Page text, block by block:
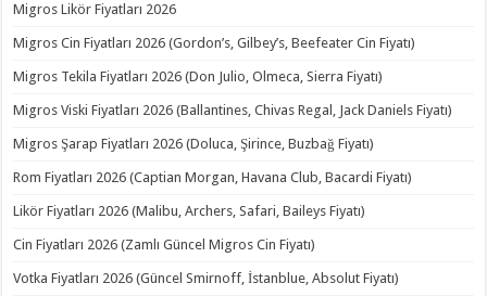
Migros Likör Fiyatları 2026
Migros Cin Fiyatları 2026 (Gordon’s, Gilbey’s, Beefeater Cin Fiyatı)
Migros Tekila Fiyatları 2026 (Don Julio, Olmeca, Sierra Fiyatı)
Migros Viski Fiyatları 2026 (Ballantines, Chivas Regal, Jack Daniels Fiyatı)
Migros Şarap Fiyatları 2026 (Doluca, Şirince, Buzbağ Fiyatı)
Rom Fiyatları 2026 (Captian Morgan, Havana Club, Bacardi Fiyatı)
Likör Fiyatları 2026 (Malibu, Archers, Safari, Baileys Fiyatı)
Cin Fiyatları 2026 (Zamlı Güncel Migros Cin Fiyatı)
Votka Fiyatları 2026 (Güncel Smirnoff, İstanblue, Absolut Fiyatı)